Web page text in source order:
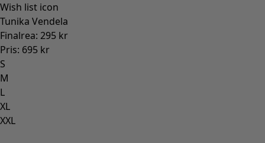
Wish list icon
Tunika Vendela
Finalrea: 295 kr
Pris: 695 kr
S
M
L
XL
XXL